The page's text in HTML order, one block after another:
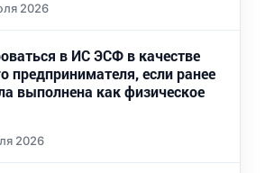
2026
в ИС ЭСФ в качестве
предпринимателя, если ранее
выполнена как физическое
2026